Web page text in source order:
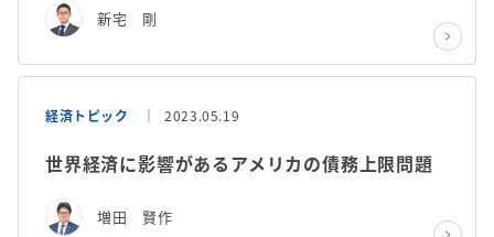
新宅 剛
経済トピック 2023.05.19
世界経済に影響があるアメリカの債務上限問題
増田 賢作